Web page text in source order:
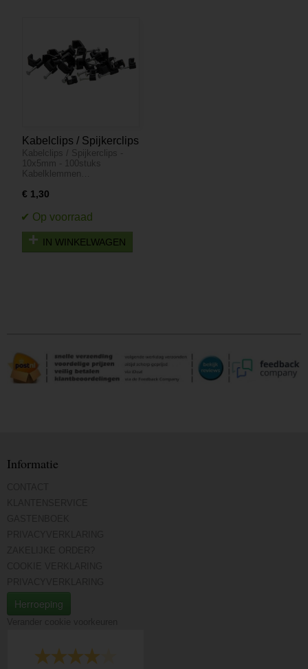
Kabelclips / Spijkerclips
- 10x5mm - 100stuks
Kabelclips / Spijkerclips -
10x5mm - 100stuks
Kabelklemmen…
€ 1,30
IN WINKELWAGEN
Informatie
Herroeping